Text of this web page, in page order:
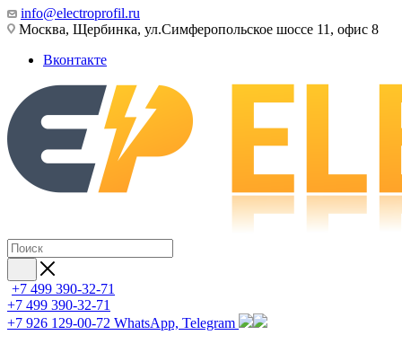
info@electroprofil.ru
Москва, Щербинка, ул.Симферопольское шоссе 11, офис 8
Вконтакте
+7 499 390-32-71
+7 499 390-32-71
+7 926 129-00-72 WhatsApp, Telegram